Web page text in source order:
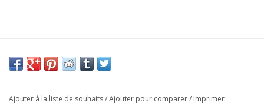
Ajouter à la liste de souhaits/Ajouter pour comparer/ Imprimer